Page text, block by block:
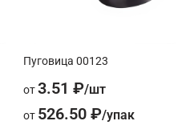
Пуговица 00123
от 3.51 ₽
от 526.50 ₽